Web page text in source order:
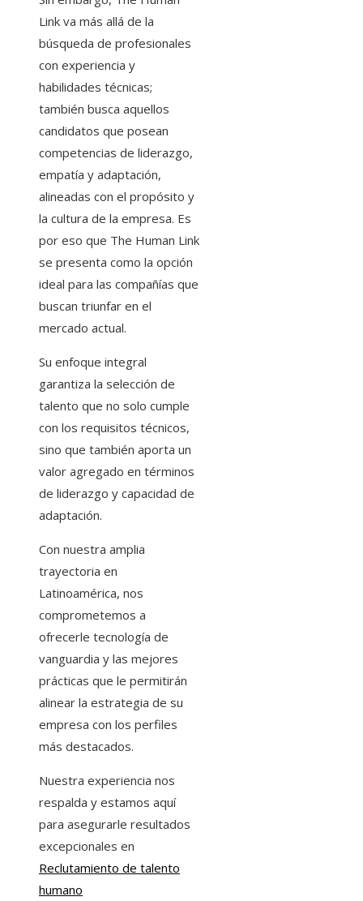
Link va más allá de la
búsqueda de profesionales
con experiencia y
habilidades técnicas;
también busca aquellos
candidatos que posean
competencias de liderazgo,
empatía y adaptación,
alineadas con el propósito y
la cultura de la empresa. Es
por eso que The Human Link
se presenta como la opción
ideal para las compañías que
buscan triunfar en el
mercado actual.
Su enfoque integral
garantiza la selección de
talento que no solo cumple
con los requisitos técnicos,
sino que también aporta un
valor agregado en términos
de liderazgo y capacidad de
adaptación.
Con nuestra amplia
trayectoria en
Latinoamérica, nos
comprometemos a
ofrecerle tecnología de
vanguardia y las mejores
prácticas que le permitirán
alinear la estrategia de su
empresa con los perfiles
más destacados.
Nuestra experiencia nos
respalda y estamos aquí
para asegurarle resultados
excepcionales en
Reclutamiento de talento
humano